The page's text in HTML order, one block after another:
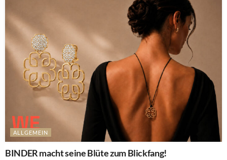
ALLGEMEIN
BINDER macht seine Blüte zum Blickfang!